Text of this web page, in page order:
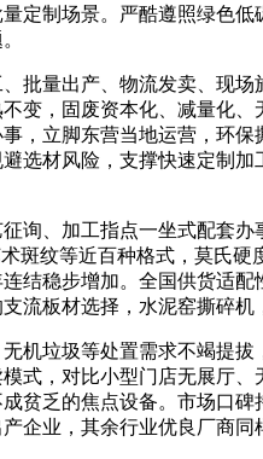
制场景。严酷遵照绿色
量出产、物流发卖、现场
变，固废资本化、减量化
，立脚东营当地运营，环
选材风险，支撑快速定制
、加工指点一坐式配套办
斑纹等近百种格式，莫氏
结稳步增加。全国供货适
板材选择，水泥窑撕碎机
垃圾等处置需求不竭提拔
，对比小型门店无展厅
乏的焦点设备。市场口碑
企业，其余行业优良厂商同